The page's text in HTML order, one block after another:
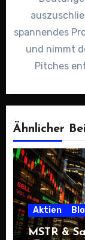
spannendes
und nimmt
Pitches
Ähnlicher
Aktien
MSTR &